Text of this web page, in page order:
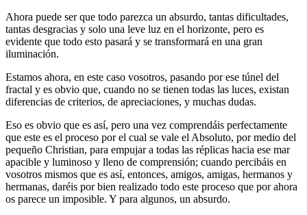
Ahora puede ser que todo parezca un absurdo, tantas dificultades,
tantas desgracias y solo una leve luz en el horizonte, pero es
evidente que todo esto pasará y se transformará en una gran
iluminación.
Estamos ahora, en este caso vosotros, pasando por ese túnel del
fractal y es obvio que, cuando no se tienen todas las luces, existan
diferencias de criterios, de apreciaciones, y muchas dudas.
Eso es obvio que es así, pero una vez comprendáis perfectamente
que este es el proceso por el cual se vale el Absoluto, por medio del
pequeño Christian, para empujar a todas las réplicas hacia ese mar
apacible y luminoso y lleno de comprensión; cuando percibáis en
vosotros mismos que es así, entonces, amigos, amigas, hermanos y
hermanas, daréis por bien realizado todo este proceso que por ahora
os parece un imposible. Y para algunos, un absurdo.